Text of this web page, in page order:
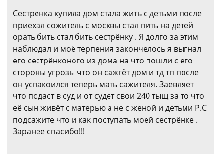
Сестренка купила дом стала жить с детьми после
приехал сожитель с москвы стал пить на детей
орать бить стал бить сестрёнку . Я долго за этим
наблюдал и моё терпения закончелось я выгнал
его сестрёнконого из дома на что пошли с его
стороны угрозы что он сажгёт дом и тд тп после
он успакоился теперь мать сажителя. Заевляет
что подаст в суд и от судет свои 240 тыщ за то что
её сын живёт с матерью а не с женой и детьми Р.С
подсажите что и как поступать моей сестрёнке .
Заранее спасибо!!!